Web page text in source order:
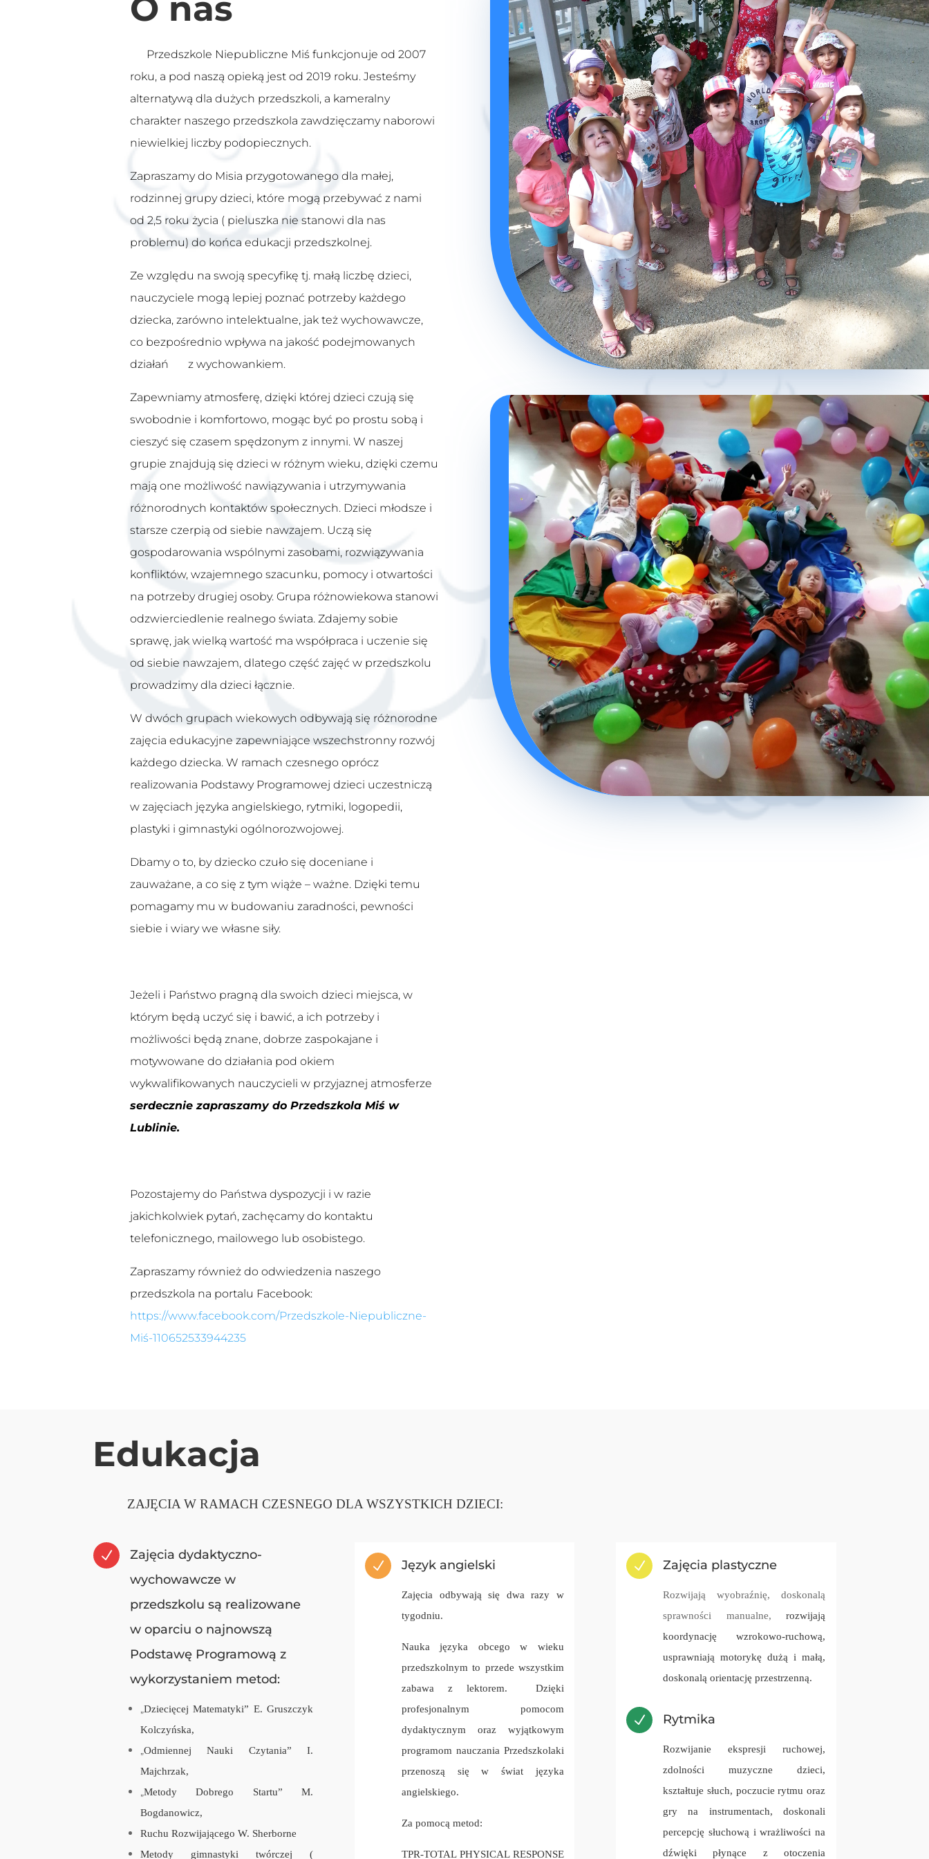
O nas
Przedszkole Niepubliczne Miś funkcjonuje od 2007
roku, a pod naszą opieką jest od 2019 roku. Jesteśmy
alternatywą dla dużych przedszkoli, a kameralny
charakter naszego przedszkola zawdzięczamy naborowi
niewielkiej liczby podopiecznych.
Zapraszamy do Misia przygotowanego dla małej,
rodzinnej grupy dzieci, które mogą przebywać z nami
od 2,5 roku życia ( pieluszka nie stanowi dla nas
problemu) do końca edukacji przedszkolnej.
Ze względu na swoją specyfikę tj. małą liczbę dzieci,
nauczyciele mogą lepiej poznać potrzeby każdego
dziecka, zarówno intelektualne, jak też wychowawcze,
co bezpośrednio wpływa na jakość podejmowanych
działań z wychowankiem.
Zapewniamy atmosferę, dzięki której dzieci czują się
swobodnie i komfortowo, mogąc być po prostu sobą i
cieszyć się czasem spędzonym z innymi. W naszej
grupie znajdują się dzieci w różnym wieku, dzięki czemu
mają one możliwość nawiązywania i utrzymywania
różnorodnych kontaktów społecznych. Dzieci młodsze i
starsze czerpią od siebie nawzajem. Uczą się
gospodarowania wspólnymi zasobami, rozwiązywania
konfliktów, wzajemnego szacunku, pomocy i otwartości
na potrzeby drugiej osoby. Grupa różnowiekowa stanowi
odzwierciedlenie realnego świata. Zdajemy sobie
sprawę, jak wielką wartość ma współpraca i uczenie się
od siebie nawzajem, dlatego część zajęć w przedszkolu
prowadzimy dla dzieci łącznie.
W dwóch grupach wiekowych odbywają się różnorodne
zajęcia edukacyjne zapewniające wszechstronny rozwój
każdego dziecka. W ramach czesnego oprócz
realizowania Podstawy Programowej dzieci uczestniczą
w zajęciach języka angielskiego, rytmiki, logopedii,
plastyki i gimnastyki ogólnorozwojowej.
Dbamy o to, by dziecko czuło się doceniane i
zauważane, a co się z tym wiąże – ważne. Dzięki temu
pomagamy mu w budowaniu zaradności, pewności
siebie i wiary we własne siły.
Jeżeli i Państwo pragną dla swoich dzieci miejsca, w
którym będą uczyć się i bawić, a ich potrzeby i
możliwości będą znane, dobrze zaspokajane i
motywowane do działania pod okiem
wykwalifikowanych nauczycieli w przyjaznej atmosferze
serdecznie zapraszamy do Przedszkola Miś w
Lublinie.
Pozostajemy do Państwa dyspozycji i w razie
jakichkolwiek pytań, zachęcamy do kontaktu
telefonicznego, mailowego lub osobistego.
Zapraszamy również do odwiedzenia naszego
przedszkola na portalu Facebook:
https://www.facebook.com/Przedszkole-Niepubliczne-
Miś-110652533944235
Edukacja
ZAJĘCIA W RAMACH CZESNEGO DLA WSZYSTKICH DZIECI:
N
Zajęcia dydaktyczno-
wychowawcze w
przedszkolu są realizowane
w oparciu o najnowszą
Podstawę Programową z
wykorzystaniem metod:
„Dziecięcej Matematyki” E. Gruszczyk
Kolczyńska,
„Odmiennej Nauki Czytania” I.
Majchrzak,
„Metody Dobrego Startu” M.
Bogdanowicz,
Ruchu Rozwijającego W. Sherborne
Metody gimnastyki twórczej (
N Język angielski
Zajęcia odbywają się dwa razy w
tygodniu.
Nauka języka obcego w wieku
przedszkolnym to przede wszystkim
zabawa z lektorem. Dzięki
profesjonalnym pomocom
dydaktycznym oraz wyjątkowym
programom nauczania Przedszkolaki
przenoszą się w świat języka
angielskiego.
Za pomocą metod:
TPR-TOTAL PHYSICAL RESPONSE
N Zajęcia plastyczne
Rozwijają wyobraźnię, doskonalą
sprawności manualne,rozwijają
koordynację wzrokowo-ruchową,
usprawniają motorykę dużą i małą,
doskonalą orientację przestrzenną.
N Rytmika
Rozwijanie ekspresji ruchowej,
zdolności muzyczne dzieci,
kształtuje słuch, poczucie rytmu oraz
gry na instrumentach,
doskonali
percepcję słuchową i wrażliwości na
dźwięki płynące z otoczenia